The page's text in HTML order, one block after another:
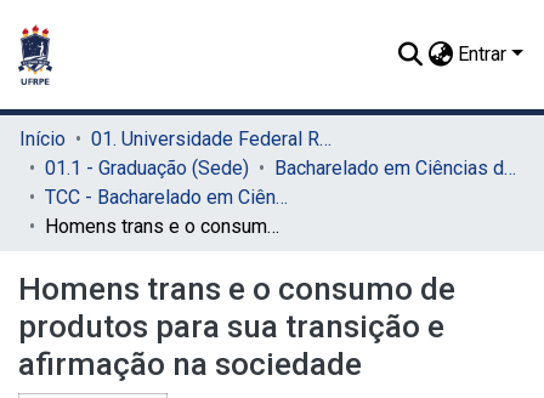
Entrar
Início
01. Universidade Federal Rural de Pernambuco - UFRPE (Sede)
01.1 - Graduação (Sede)
Bacharelado em Ciências do Consumo (Sede)
TCC - Bacharelado em Ciências do Consumo (Sede)
Homens trans e o consumo de produtos para sua transição e afirmação na sociedade
Homens trans e o consumo de
produtos para sua transição e
afirmação na sociedade